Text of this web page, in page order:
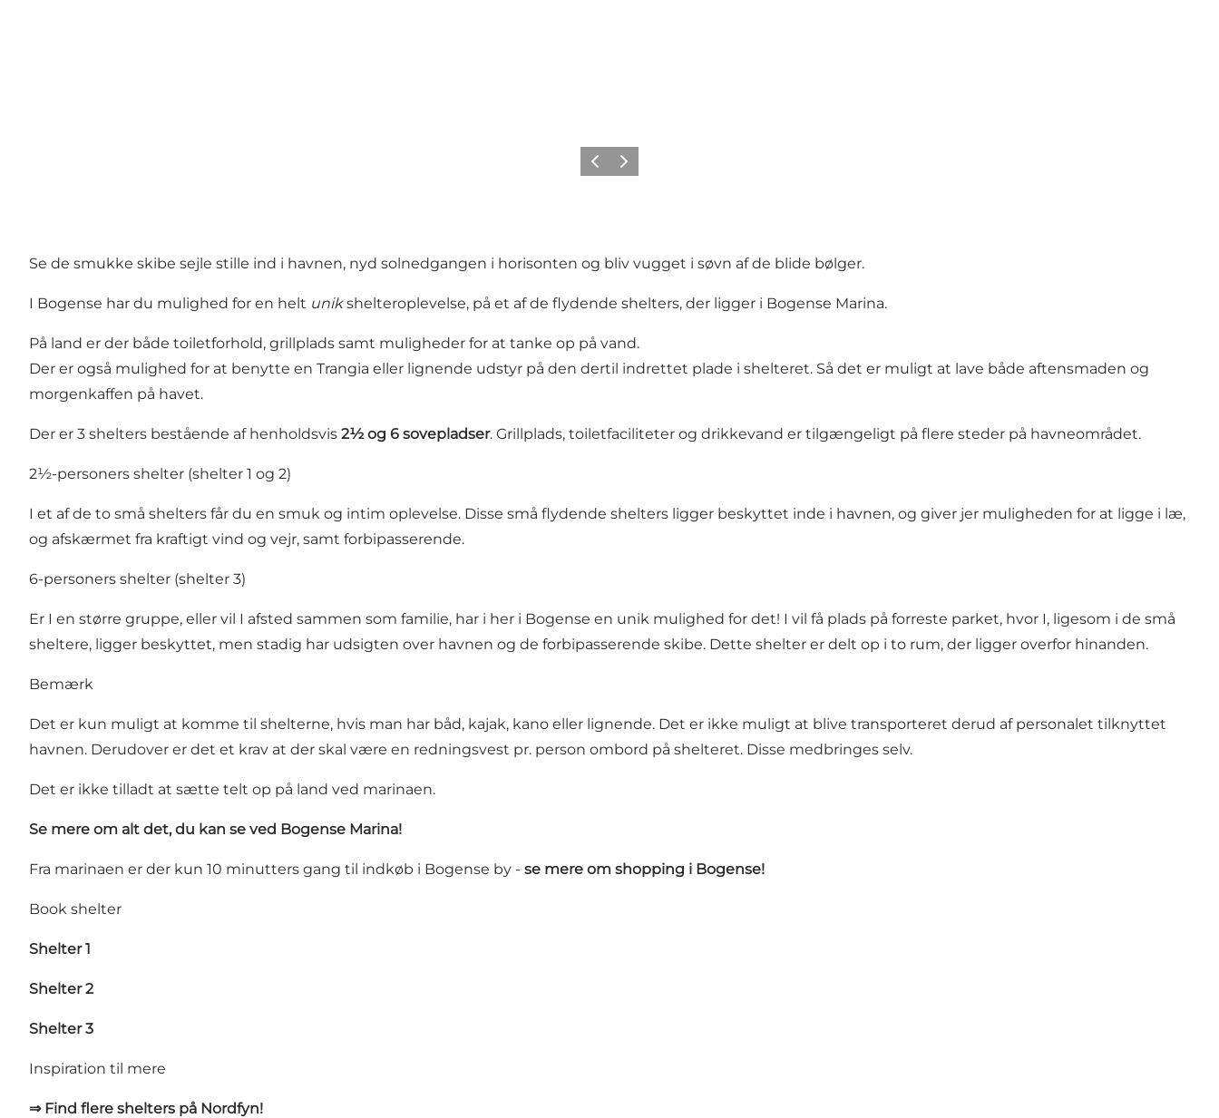
Forrige billede
Næste billede
Se de smukke skibe sejle stille ind i havnen, nyd solnedgangen i horisonten og bliv vugget i søvn af de blide bølger.
I Bogense har du mulighed for en helt unikshelteroplevelse, på et af de flydende shelters, der ligger i Bogense Marina.
På land er der både toiletforhold, grillplads samt muligheder for at tanke op på vand.
Der er også mulighed for at benytte en Trangia eller lignende udstyr på den dertil indrettet plade i shelteret. Så det er muligt at lave både aftensmaden og
morgenkaffen på havet.
Der er 3 shelters bestående af henholdsvis 2½ og 6 sovepladser. Grillplads, toiletfaciliteter og drikkevand er tilgængeligt på flere steder på havneområdet.
2½-personers shelter (shelter 1 og 2)
I et af de to små shelters får du en smuk og intim oplevelse. Disse små flydende shelters ligger beskyttet inde i havnen, og giver jer muligheden for at ligge i læ,
og afskærmet fra kraftigt vind og vejr, samt forbipasserende.
6-personers shelter (shelter 3)
Er I en større gruppe, eller vil I afsted sammen som familie, har i her i Bogense en unik mulighed for det! I vil få plads på forreste parket, hvor I, ligesom i de små
sheltere, ligger beskyttet, men stadig har udsigten over havnen og de forbipasserende skibe. Dette shelter er delt op i to rum, der ligger overfor hinanden.
Bemærk
Det er kun muligt at komme til shelterne, hvis man har båd, kajak, kano eller lignende. Det er ikke muligt at blive transporteret derud af personalet tilknyttet
havnen. Derudover er det et krav at der skal være en redningsvest pr. person ombord på shelteret. Disse medbringes selv.
Det er ikke tilladt at sætte telt op på land ved marinaen.
Se mere om alt det, du kan se ved Bogense Marina!
Fra marinaen er der kun 10 minutters gang til indkøb i Bogense by - se mere om shopping i Bogense!
Book shelter
Shelter 1
Shelter 2
Shelter 3
Inspiration til mere
⇒ Find flere shelters på Nordfyn!